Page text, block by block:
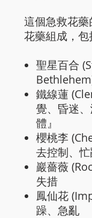
這個急救花
花藥組成，包
聖星百合
鐵線蓮
覺、昏迷
體』
櫻桃李
去控制、
巖薔薇
失措
鳳仙花
躁、急亂